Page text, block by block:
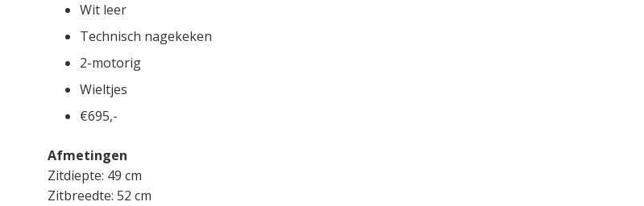
Wit leer
Technisch nagekeken
2-motorig
Wieltjes
€695,-
Afmetingen
Zitdiepte: 49 cm
Zitbreedte: 52 cm